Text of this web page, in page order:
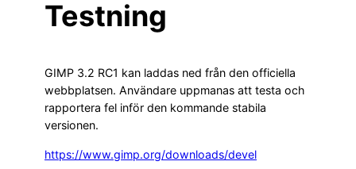
Testning
GIMP 3.2 RC1 kan laddas ned från den officiella
webbplatsen. Användare uppmanas att testa och
rapportera fel inför den kommande stabila
versionen.
https://www.gimp.org/downloads/devel